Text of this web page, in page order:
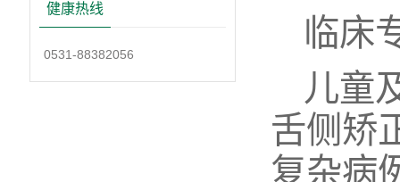
健康热线
0531-88382056
临床
儿童
舌侧矫
复杂病